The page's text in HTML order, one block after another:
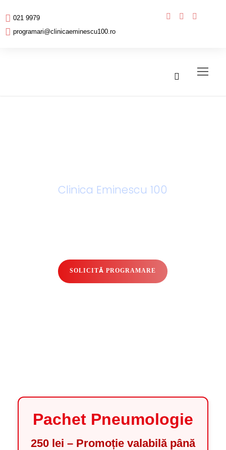
021 9979
programari@clinicaeminescu100.ro
SOLICITĂ PROGRAMARE
Pachet Pneumologie
250 lei – Promoție valabilă până